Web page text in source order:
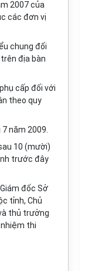
2007 của
các đơn vị
chung đối
địa bàn
cấp đối với
theo quy
năm 2009.
10 (mười)
trước đây
đốc Sở
tỉnh, Chủ
thủ trưởng
thi